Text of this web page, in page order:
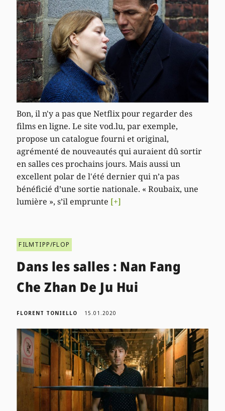
Bon, il n'y a pas que Netflix pour regarder des
films en ligne. Le site vod.lu, par exemple,
propose un catalogue fourni et original,
agrémenté de nouveautés qui auraient dû sortir
en salles ces prochains jours. Mais aussi un
excellent polar de l'été dernier qui n’a pas
bénéficié d’une sortie nationale. « Roubaix, une
lumière », s’il emprunte [+]
FILMTIPP/FLOP
Dans les salles : Nan Fang
Che Zhan De Ju Hui
FLORENT TONIELLO 15.01.2020